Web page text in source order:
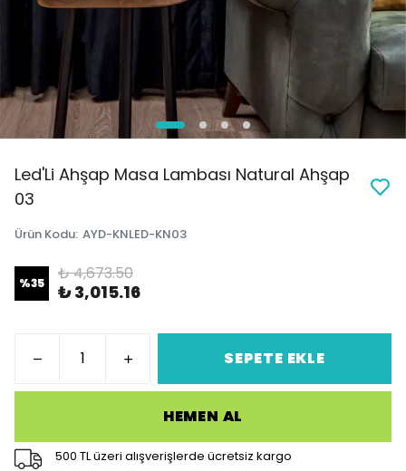
Led'Li Ahşap Masa Lambası Natural Ahşap
03
Ürün Kodu: AYD-KNLED-KN03
%35 ₺ 4,673.50
₺ 3,015.16
SEPETE EKLE
HEMEN AL
500 TL üzeri alışverişlerde ücretsiz kargo